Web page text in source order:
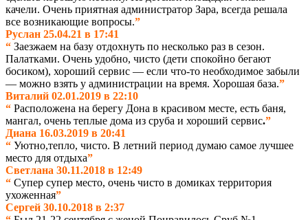
качели. Очень приятная администратор Зара, всегда решала
все возникающие вопросы.”
Руслан 25.04.21 в 17:41
“ Заезжаем на базу отдохнуть по несколько раз в сезон.
Палатками. Очень удобно, чисто (дети спокойно бегают
босиком), хороший сервис — если что-то необходимое забыли
— можно взять у администрации на время. Хорошая база.”
Виталий 02.01.2019 в 22:10
“ Расположена на берегу Дона в красивом месте, есть баня,
мангал, очень теплые дома из сруба и хороший сервис.”
Диана 16.03.2019 в 20:41
“ Уютно,тепло, чисто. В летний период думаю самое лучшее
место для отдыха”
Светлана 30.11.2018 в 12:49
“ Супер супер место, очень чисто в домиках территория
ухоженная”
Сергей 30.10.2018 в 2:37